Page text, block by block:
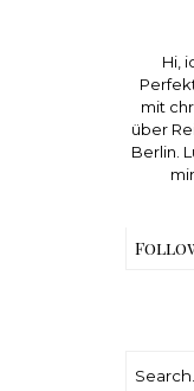
Hi,
mit
über
Berlin.